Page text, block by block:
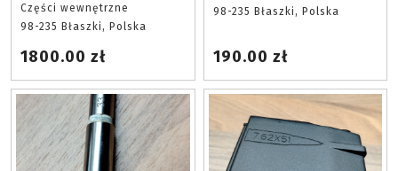
Części wewnętrzne
98-235 Błaszki, Polska
1800.00 zł
98-235 Błaszki, Polska
190.00 zł